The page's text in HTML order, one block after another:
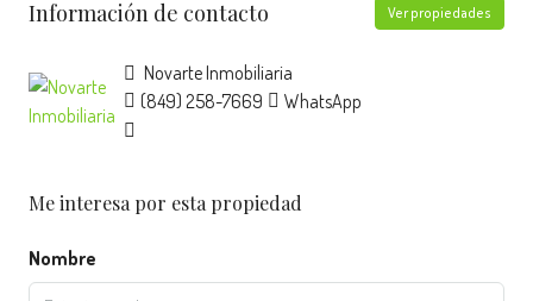
Información de contacto Ver propiedades
Novarte Inmobiliaria
(849) 258-7669
WhatsApp
Me interesa por esta propiedad
Nombre